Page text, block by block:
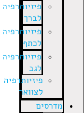
פיזיותרפיה
לברך
פיזיותרפיה
לכתף
פיזיותרפיה
לגב
פיזיותרפיה
לצוואר
מדרסים